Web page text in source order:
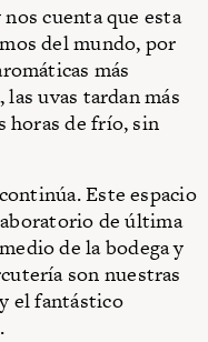
cuenta que esta
del mundo, por
más
uvas tardan más
horas de frío, sin
Este espacio
de última
de la bodega y
son nuestras
el fantástico